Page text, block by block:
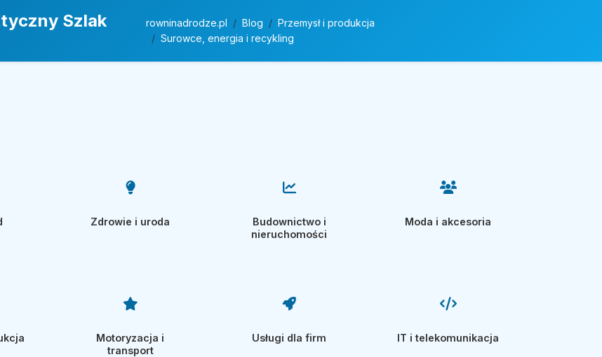
Szlak
rowninadrodze.pl Blog
Przemysł i produkcja
Surowce, energia i recykling
Zdrowie i uroda
Budownictwo i
nieruchomości
Moda i akcesoria
Motoryzacja i
transport
Usługi dla firm IT i telekomunikacja